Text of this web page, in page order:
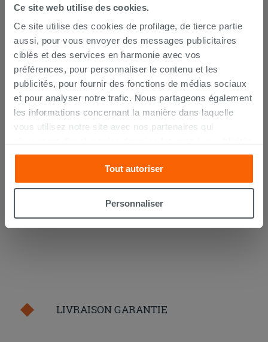
Ce site web utilise des cookies.
Ce site utilise des cookies de profilage, de tierce partie
aussi, pour vous envoyer des messages publicitaires
ciblés et des services en harmonie avec vos
préférences, pour personnaliser le contenu et les
publicités, pour fournir des fonctions de médias sociaux
et pour analyser notre trafic. Nous partageons également
les informations concernant la manière dans laquelle
vous utilisez notre site avec nos partenaires qui
et les réseaux sociaux. Lesdits partenaires pourraient
combiner ces informations avec d’autres que vous leur
avez fournies ou qu’ils ont recueillies à partir de votre
utilisation sur leurs services. Si vous souhaitez en savoir
cookies, ou à quelques-uns seulement,cliquez iciou
Tout autoriser
Personnaliser
Lot de 2 coudes sous lavabo 45° laiton
chromé
14,90 €
LIVRAISON GARANTIE